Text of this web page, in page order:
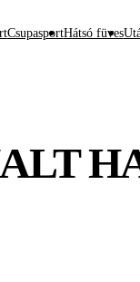
CsupasportHátsó füves